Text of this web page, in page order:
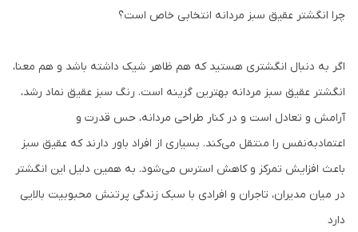
چرا انگشتر عقیق سبز مردانه انتخابی خاص است؟
اگر به دنبال انگشتری هستید که هم ظاهر شیک داشته باشد و هم معنا،
انگشتر عقیق سبز مردانه بهترین گزینه است. رنگ سبز عقیق نماد رشد،
آرامش و تعادل است و در کنار طراحی مردانه، حس قدرت و
اعتمادبه‌نفس را منتقل می‌کند. بسیاری از افراد باور دارند که عقیق سبز
باعث افزایش تمرکز و کاهش استرس می‌شود. به همین دلیل این انگشتر
در میان مدیران، تاجران و افرادی با سبک زندگی پرتنش محبوبیت بالایی
دارد